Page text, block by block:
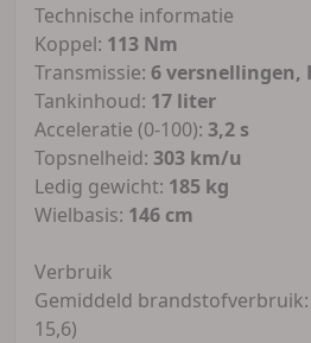
Technische informatie
Koppel: 113 Nm
Transmissie: 6 versnellingen,
Tankinhoud: 17 liter
Acceleratie (0-100): 3,2 s
Topsnelheid: 303 km/u
Ledig gewicht: 185 kg
Wielbasis: 146 cm
Verbruik
Gemiddeld brandstofverbruik:
15,6)